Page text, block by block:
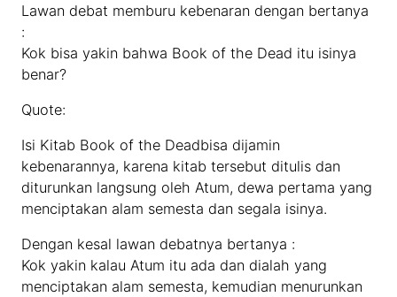
Lawan debat memburu kebenaran dengan bertanya
:
Kok bisa yakin bahwa Book of the Dead itu isinya
benar?
Quote:
Isi Kitab Book of the Deadbisa dijamin
kebenarannya, karena kitab tersebut ditulis dan
diturunkan langsung oleh Atum, dewa pertama yang
menciptakan alam semesta dan segala isinya.
Dengan kesal lawan debatnya bertanya :
Kok yakin kalau Atum itu ada dan dialah yang
menciptakan alam semesta, kemudian menurunkan